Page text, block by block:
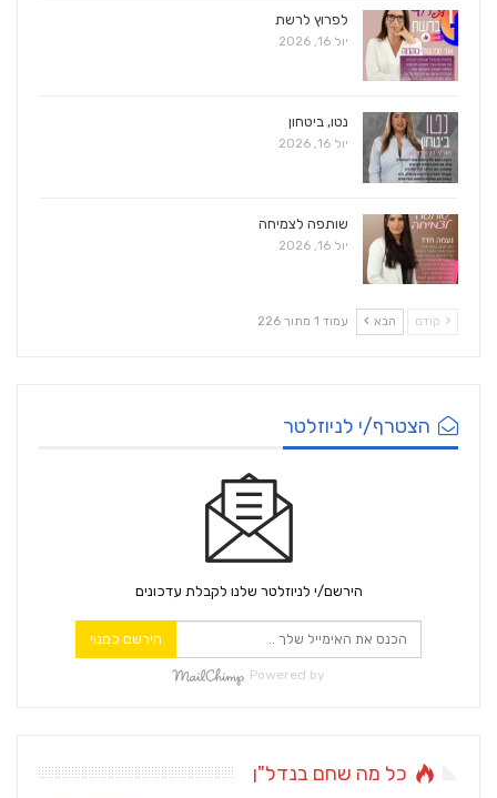
לפרוץ לרשת
יול 16, 2026
נטו, ביטחון
יול 16, 2026
שותפה לצמיחה
יול 16, 2026
קודם הבא עמוד 1 מתוך 226
הצטרף/י לניוזלטר
הירשם/י לניוזלטר שלנו לקבלת עדכונים
הירשם כמנוי
Powered by
כל מה שחם בנדל"ן